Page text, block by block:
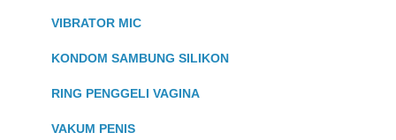
VIBRATOR MIC
KONDOM SAMBUNG SILIKON
RING PENGGELI VAGINA
VAKUM PENIS